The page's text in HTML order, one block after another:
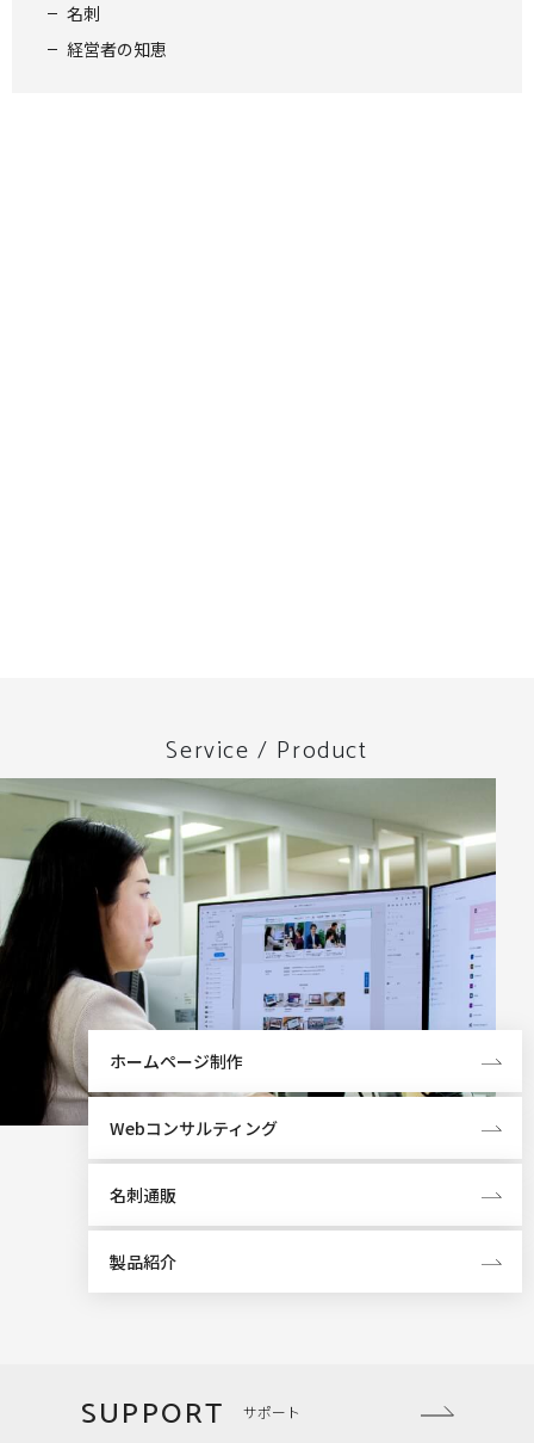
名刺
経営者の知恵
Service / Product
ホームページ制作
Webコンサルティング
名刺通販
製品紹介
SUPPORT サポート